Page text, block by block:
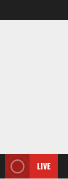
LIVE